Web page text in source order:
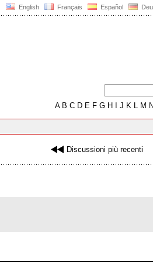
English Français Español
AB C D E F G H J K L M N
Discussioni più recenti